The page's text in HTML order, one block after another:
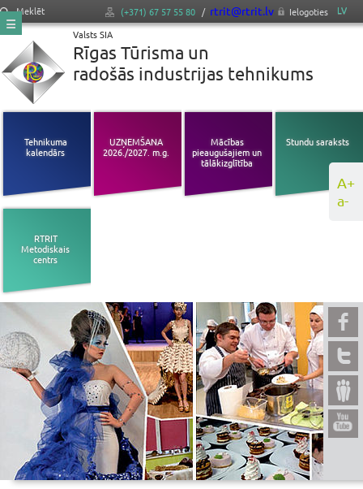
A+
a-
Meklēt (+371) 67 57 55 80 / rtrit@rtrit.lv Ielogoties
LV
Valsts SIA
Rīgas Tūrisma un
radošās industrijas tehnikums
Tehnikuma
kalendārs
UZŅEMŠANA
2026./2027. m.g.
Mācības
pieaugušajiem un
tālākizglītība
Stundu saraksts
RTRIT
Metodiskais
centrs